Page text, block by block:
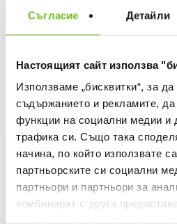
Съгласие Детайли
Настоящият сайт използва
Използваме „бисквитки“, за
съдържанието и рекламите,
функции на социални медии и
трафика си. Също така
начина, по който използвате
партньорските си социални
партньори и партньори за
комбинират с друга
ACDMY TEAM M HDCS Bag
Текуща цена:
38,39 €/75,08 BGN
Regular price:
47,99 €( -20%) Regular price
U
NEW